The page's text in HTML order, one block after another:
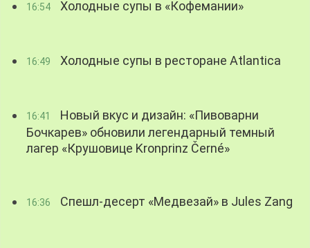
16:54 Холодные супы в «Кофемании»
16:49 Холодные супы в ресторане Atlantica
16:41
Новый вкус и дизайн: «Пивоварни
Бочкарев» обновили легендарный темный
лагер «Крушовице Kronprinz Černé»
16:36 Спешл-десерт «Медвезай» в Jules Zang